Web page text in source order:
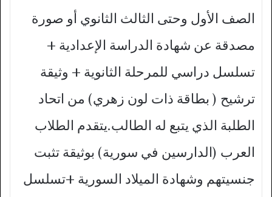
الصف الأول وحتى الثالث الثانوي أو صورة
مصدقة عن شهادة الدراسة الإعدادية +
تسلسل دراسي للمرحلة الثانوية + وثيقة
ترشيح ( بطاقة ذات لون زهري) من اتحاد
الطلبة الذي يتبع له الطالب.يتقدم الطلاب
العرب (الدارسين في سورية) بوثيقة تثبت
جنسيتهم وشهادة الميلاد السورية +تسلسل